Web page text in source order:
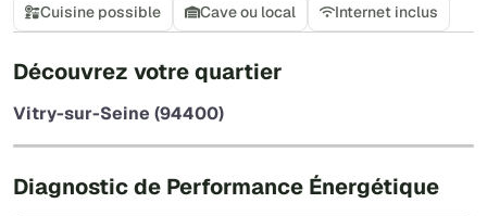
Cuisine possible
Cave ou local Internet inclus
Découvrez votre quartier
Vitry-sur-Seine (94400)
Diagnostic de Performance Énergétique